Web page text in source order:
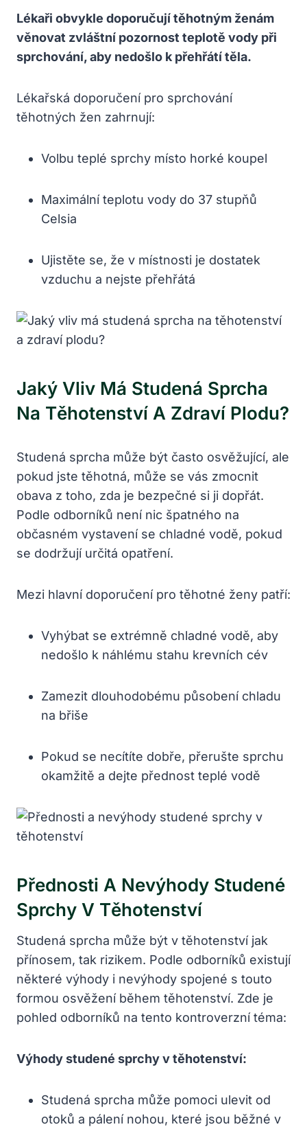
Lékaři obvykle doporučují těhotným ženám
věnovat zvláštní pozornost teplotě vody při
sprchování, aby nedošlo k přehřátí těla.
Lékařská doporučení pro sprchování
těhotných žen zahrnují:
Volbu teplé sprchy místo horké koupel
Maximální teplotu vody do 37 stupňů
Celsia
Ujistěte se, že v místnosti je dostatek
vzduchu a nejste přehřátá
Jaký Vliv Má Studená Sprcha
Na Těhotenství A Zdraví Plodu?
Studená sprcha může být často osvěžující, ale
pokud jste těhotná, může se vás zmocnit
obava z toho, zda je bezpečné si ji dopřát.
Podle odborníků není nic špatného na
občasném vystavení se chladné vodě, pokud
se dodržují určitá opatření.
Mezi hlavní doporučení pro těhotné ženy patří:
Vyhýbat se extrémně chladné vodě, aby
nedošlo k náhlému stahu krevních cév
Zamezit dlouhodobému působení chladu
na břiše
Pokud se necítíte dobře, přerušte sprchu
okamžitě a dejte přednost teplé vodě
Přednosti A Nevýhody Studené
Sprchy V Těhotenství
Studená sprcha může být v těhotenství jak
přínosem, tak rizikem. Podle odborníků existují
některé výhody i nevýhody spojené s touto
formou osvěžení během těhotenství. Zde je
pohled odborníků na tento kontroverzní téma:
Výhody studené sprchy v těhotenství:
Studená sprcha může pomoci ulevit od
otoků a pálení nohou, které jsou běžné v